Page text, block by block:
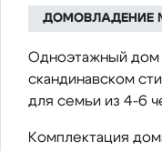
ДОМОВЛАДЕНИЕ
Одноэтажный
скандинавском
для семьи из 4-6
Комплектация